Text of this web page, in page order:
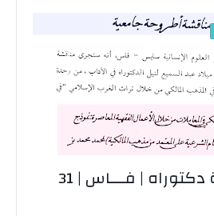
مناقشة أطروحة دكتوراه | فـــاس | 31